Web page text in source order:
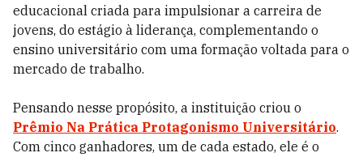
educacional criada para impulsionar a carreira de
jovens, do estágio à liderança, complementando o
ensino universitário com uma formação voltada para o
mercado de trabalho.
Pensando nesse propósito, a instituição criou o
Prêmio Na Prática Protagonismo Universitário.
Com cinco ganhadores, um de cada estado, ele é o